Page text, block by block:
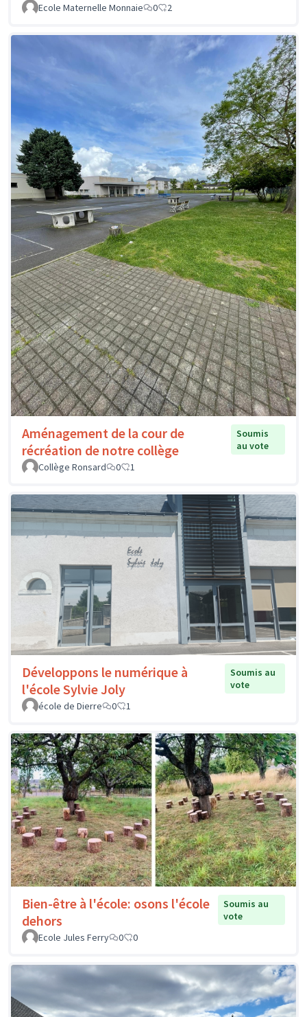
Ecole Maternelle Monnaie
0 2
Aménagement de la cour de
récréation de notre collège
Soumis
au vote
Collège Ronsard
0 1
Développons le numérique à
l'école Sylvie Joly
Soumis au
vote
école de Dierre
0 1
Bien-être à l'école: osons l'école
dehors
Soumis au
vote
Ecole Jules Ferry
0 0